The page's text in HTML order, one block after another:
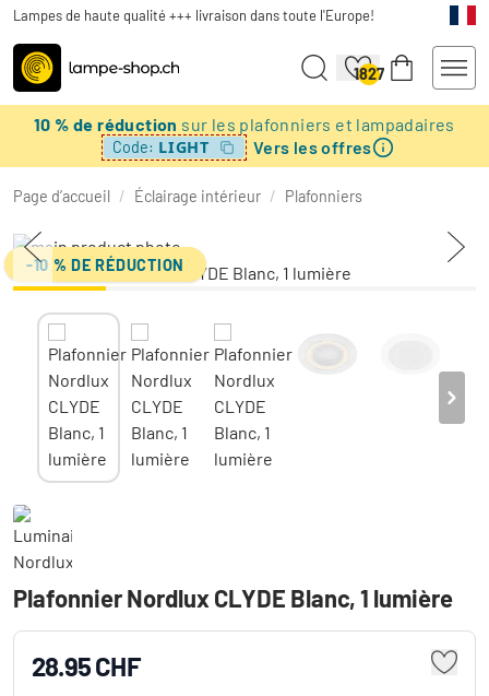
Lampes de haute qualité +++ livraison dans toute l'Europe!
1827
10 % de réduction sur les plafonniers et lampadaires
Code: LIGHT Vers les offres
Page d’accueil / Éclairage intérieur / Plafonniers
-10 % DE RÉDUCTION
Plafonnier Nordlux CLYDE Blanc, 1 lumière
28.95 CHF